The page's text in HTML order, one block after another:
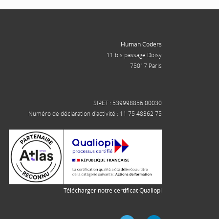
Human Coders
11 bis passage Doisy
75017 Paris
SIRET : 539998856 00030
Numéro de déclaration d'activité : 11 75 48362 75
Télécharger notre certificat Qualiopi